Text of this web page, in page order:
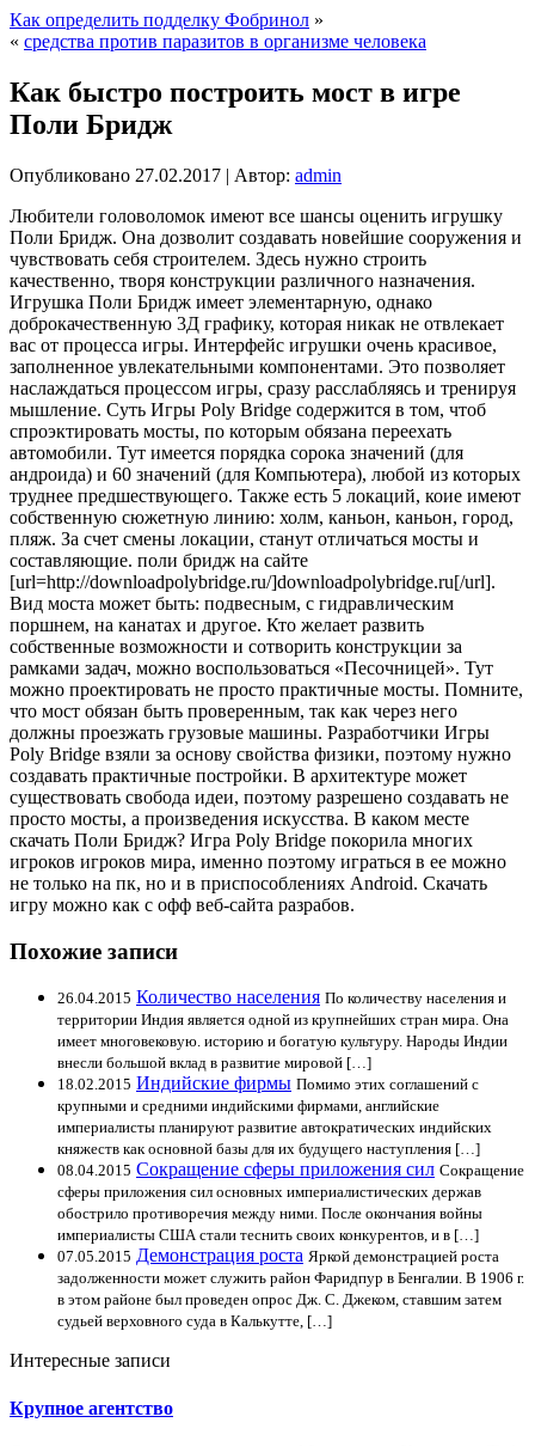
Как определить подделку Фобринол »
« средства против паразитов в организме человека
Как быстро построить мост в игре
Поли Бридж
Опубликовано 27.02.2017 | Автор: admin
Любители головоломок имеют все шансы оценить игрушку
Поли Бридж. Она дозволит создавать новейшие сооружения и
чувствовать себя строителем. Здесь нужно строить
качественно, творя конструкции различного назначения.
Игрушка Поли Бридж имеет элементарную, однако
доброкачественную 3Д графику, которая никак не отвлекает
вас от процесса игры. Интерфейс игрушки очень красивое,
заполненное увлекательными компонентами. Это позволяет
наслаждаться процессом игры, сразу расслабляясь и тренируя
мышление. Суть Игры Poly Bridge содержится в том, чтоб
спроэктировать мосты, по которым обязана переехать
автомобили. Тут имеется порядка сорока значений (для
андроида) и 60 значений (для Компьютера), любой из которых
труднее предшествующего. Также есть 5 локаций, коие имеют
собственную сюжетную линию: холм, каньон, каньон, город,
пляж. За счет смены локации, станут отличаться мосты и
составляющие. поли бридж на сайте
[url=http://downloadpolybridge.ru/]downloadpolybridge.ru[/url].
Вид моста может быть: подвесным, с гидравлическим
поршнем, на канатах и другое. Кто желает развить
собственные возможности и сотворить конструкции за
рамками задач, можно воспользоваться «Песочницей». Тут
можно проектировать не просто практичные мосты. Помните,
что мост обязан быть проверенным, так как через него
должны проезжать грузовые машины. Разработчики Игры
Poly Bridge взяли за основу свойства физики, поэтому нужно
создавать практичные постройки. В архитектуре может
существовать свобода идеи, поэтому разрешено создавать не
просто мосты, а произведения искусства. В каком месте
скачать Поли Бридж? Игра Poly Bridge покорила многих
игроков игроков мира, именно поэтому играться в ее можно
не только на пк, но и в приспособлениях Android. Скачать
игру можно как с офф веб-сайта разрабов.
Похожие записи
26.04.2015 Количество населения По количеству населения и
территории Индия является одной из крупнейших стран мира. Она
имеет многовековую. историю и богатую культуру. Народы Индии
внесли большой вклад в развитие мировой […]
18.02.2015 Индийские фирмы Помимо этих соглашений с
крупными и средними индийскими фирмами, английские
империалисты планируют развитие автократических индийских
княжеств как основной базы для их будущего наступления […]
08.04.2015 Сокращение сферы приложения сил Сокращение
сферы приложения сил основных империалистических держав
обострило противоречия между ними. После окончания войны
империалисты США стали теснить своих конкурентов, и в […]
07.05.2015 Демонстрация роста Яркой демонстрацией роста
задолженности может служить район Фаридпур в Бенгалии. В 1906 г.
в этом районе был проведен опрос Дж. С. Джеком, ставшим затем
судьей верховного суда в Калькутте, […]
Интересные записи
Крупное агентство